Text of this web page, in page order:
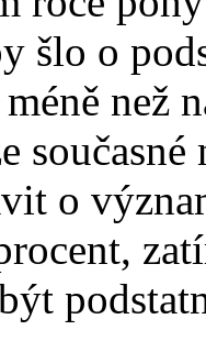
šlo o
méně
současné
o